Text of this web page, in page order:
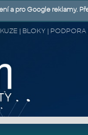
| BLOKY |
a pro Google reklamy.